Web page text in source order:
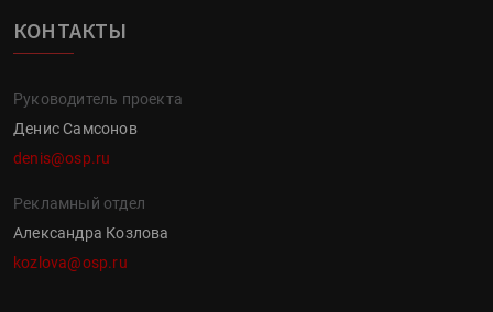
КОНТАКТЫ
Руководитель проекта
Денис Самсонов
denis@osp.ru
Рекламный отдел
Александра Козлова
kozlova@osp.ru